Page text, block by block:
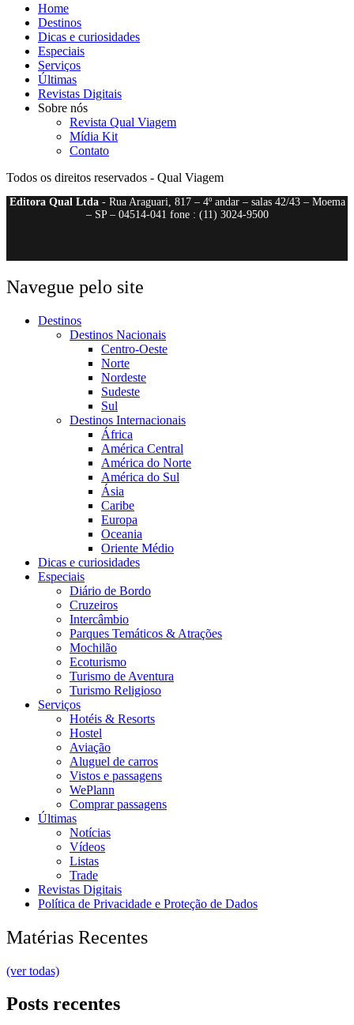
Home
Destinos
Dicas e curiosidades
Especiais
Serviços
Últimas
Revistas Digitais
Sobre nós
Revista Qual Viagem
Mídia Kit
Contato
Todos os direitos reservados - Qual Viagem
Editora Qual Ltda- Rua Araguari, 817 – 4º andar – salas 42/43 – Moema
– SP – 04514-041 fone : (11) 3024-9500
Navegue pelo site
Destinos
Destinos Nacionais
Centro-Oeste
Norte
Nordeste
Sudeste
Sul
Destinos Internacionais
África
América Central
América do Norte
América do Sul
Ásia
Caribe
Europa
Oceania
Oriente Médio
Dicas e curiosidades
Especiais
Diário de Bordo
Cruzeiros
Intercâmbio
Parques Temáticos & Atrações
Mochilão
Ecoturismo
Turismo de Aventura
Turismo Religioso
Serviços
Hotéis & Resorts
Hostel
Aviação
Aluguel de carros
Vistos e passagens
WePlann
Comprar passagens
Últimas
Notícias
Vídeos
Listas
Trade
Revistas Digitais
Política de Privacidade e Proteção de Dados
Matérias Recentes
(ver todas)
Posts recentes